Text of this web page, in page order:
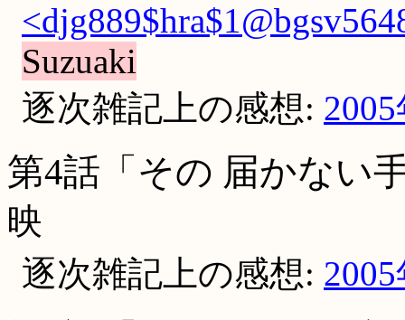
Suzuaki
逐次雑記上の感想:
第4話「その 届かない
映
逐次雑記上の感想: